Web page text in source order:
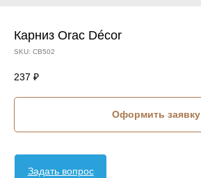
Карниз Orac Décor
SKU: CB502
237 ₽
Оформить заявку
Задать вопрос